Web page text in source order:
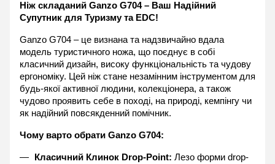
Ніж складаний Ganzo G704 – Ваш Надійний
Супутник для Туризму та EDC!
Ganzo G704 – це визнана та надзвичайно вдала
модель туристичного ножа, що поєднує в собі
класичний дизайн, високу функціональність та чудову
ергономіку. Цей ніж стане незамінним інструментом для
будь-якої активної людини, колекціонера, а також
чудово проявить себе в поході, на природі, кемпінгу чи
як надійний повсякденний помічник.
Чому варто обрати Ganzo G704:
Класичний Клинок Drop-Point: Лезо форми drop-